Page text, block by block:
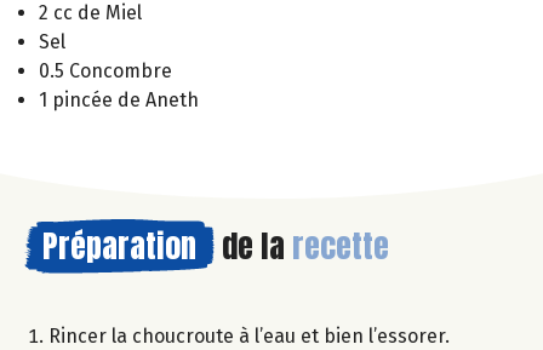
2 cc de Miel
Sel
0.5 Concombre
1 pincée de Aneth
Préparation de la recette
Rincer la choucroute à l’eau et bien l’essorer.